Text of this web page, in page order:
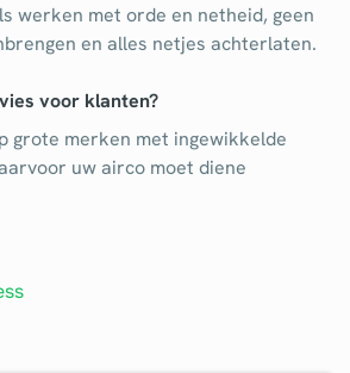
werken met orde en netheid, geen
en alles netjes achterlaten.
voor klanten?
grote merken met ingewikkelde
uw airco moet diene